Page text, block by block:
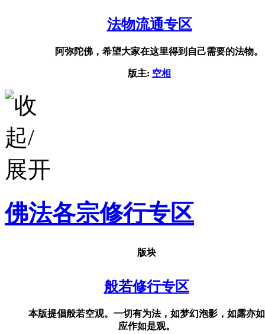
法物流通专区
阿弥陀佛，希望大家在这里得到自己需要的法物。
版主: 空相
佛法各宗修行专区
版块
般若修行专区
本版提倡般若空观。一切有为法，如梦幻泡影，如露亦
应作如是观。